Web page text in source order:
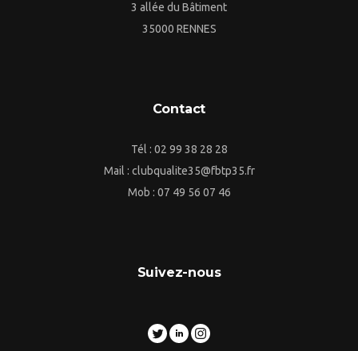
3 allée du Bâtiment
35000 RENNES
Contact
Tél : 02 99 38 28 28
Mail : clubqualite35@fbtp35.fr
Mob : 07 49 56 07 46
Suivez-nous